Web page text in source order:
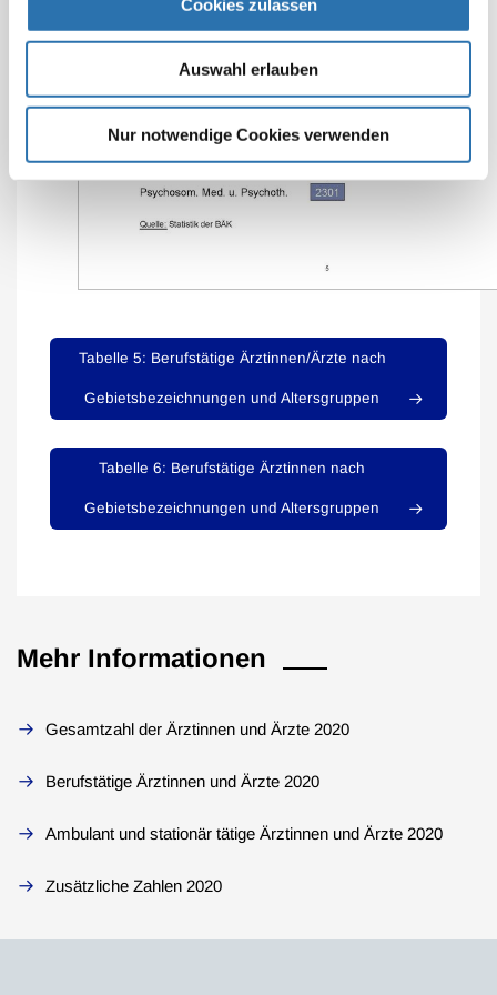
Cookies zulassen
Auswahl erlauben
Nur notwendige Cookies verwenden
Tabelle 5: Berufstätige Ärztinnen/Ärzte nach
Gebietsbezeichnungen und Altersgruppen
Tabelle 6: Berufstätige Ärztinnen nach
Gebietsbezeichnungen und Altersgruppen
Mehr Informationen
Gesamtzahl der Ärztinnen und Ärzte 2020
Berufstätige Ärztinnen und Ärzte 2020
Ambulant und stationär tätige Ärztinnen und Ärzte 2020
Zusätzliche Zahlen 2020